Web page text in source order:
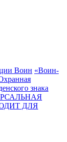
Воин «Воин-
знака
ДЛЯ